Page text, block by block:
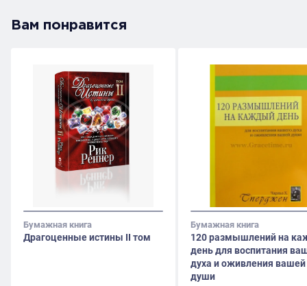
Вам понравится
Бумажная книга
Драгоценные истины II том
Бумажная книга
120 размышлений на
день для воспитания
духа и оживления вашей
души